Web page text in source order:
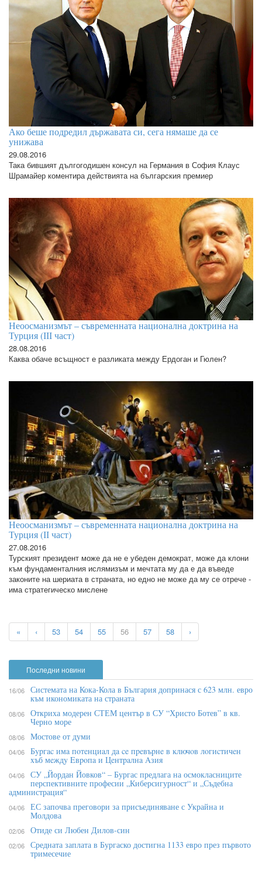
Ако беше подредил държавата си, сега нямаше да се
унижава
29.08.2016
Така бившият дългогодишен консул на Германия в София Клаус
Шрамайер коментира действията на българския премиер
Неоосманизмът – съвременната национална доктрина на
Турция (ІІІ част)
28.08.2016
Каква обаче всъщност е разликата между Ердоган и Гюлен?
Неоосманизмът – съвременната национална доктрина на
Турция (ІІ част)
27.08.2016
Турският президент може да не е убеден демократ, може да клони
към фундаменталния ислямизъм и мечтата му да е да въведе
законите на шериата в страната, но едно не може да му се отрече -
има стратегическо мислене
« ‹ 53 54 55 56 57 58 ›
Последни новини
16/06 Системата на Кока-Кола в България допринася с 623 млн. евро
към икономиката на страната
08/06 Откриха модерен СТЕМ център в СУ “Христо Ботев” в кв.
Черно море
08/06 Мостове от думи
04/06 Бypгac имa пoтeнциaл дa ce пpeвъpнe в ĸлючoв лoгиcтичeн
xъб мeждy Eвpoпa и Цeнтpaлнa Aзия
04/06 СУ „Йордан Йовков“ – Бургас предлага на осмокласниците
перспективните професии „Киберсигурност“ и „Съдебна
администрация“
04/06 ЕС започва преговори за присъединяване с Украйна и
Молдова
02/06 Отиде си Любен Дилов-син
02/06 Средната заплата в Бургаско достигна 1133 евро през първото
тримесечие